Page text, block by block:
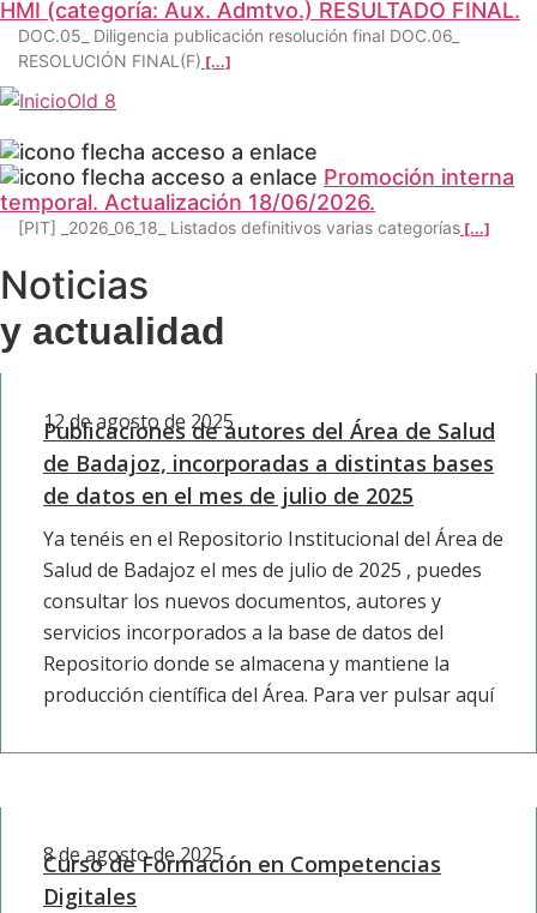
HMI (categoría: Aux. Admtvo.) RESULTADO FINAL.
DOC.05_ Diligencia publicación resolución final DOC.06_
RESOLUCIÓN FINAL(F) [...]
Promoción interna
temporal. Actualización 18/06/2026.
[PIT] _2026_06_18_ Listados definitivos varias categorías [...]
Noticias
y actualidad
12 de agosto de 2025
Publicaciones de autores del Área de Salud
de Badajoz, incorporadas a distintas bases
de datos en el mes de julio de 2025
Ya tenéis en el Repositorio Institucional del Área de
Salud de Badajoz el mes de julio de 2025 , puedes
consultar los nuevos documentos, autores y
servicios incorporados a la base de datos del
Repositorio donde se almacena y mantiene la
producción científica del Área. Para ver pulsar aquí
8 de agosto de 2025
Curso de Formación en Competencias
Digitales